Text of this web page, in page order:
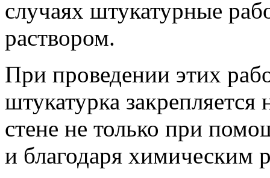
случаях штукатурные
раствором.
При проведении этих
штукатурка
стене не только при
и благодаря химическим